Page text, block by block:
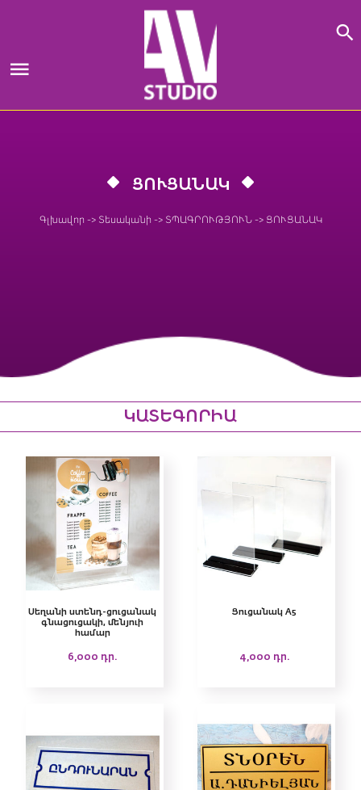
ՑՈՒՑԱՆԱԿ
Գլխավոր -> Տեսականի -> ՏՊԱԳՐՈՒԹՅՈՒՆ-> ՑՈՒՑԱՆԱԿ
ԿԱՏԵԳՈՐԻԱ
Սեղանի ստենդ-ցուցանակ
գնացուցակի, մենյուի
համար
6,000 դր.
Ցուցանակ A5
4,000 դր.